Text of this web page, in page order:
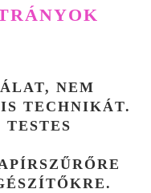
NEM
TECHNIKÁT.